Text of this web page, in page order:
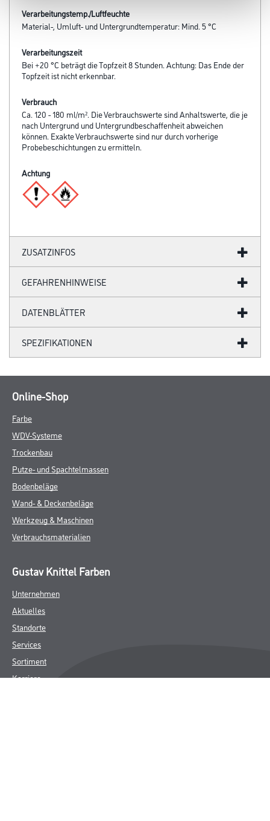
Verarbeitungstemp./Luftfeuchte
Material-, Umluft- und Untergrundtemperatur: Mind. 5 °C
Verarbeitungszeit
Bei +20 °C beträgt die Topfzeit 8 Stunden. Achtung: Das Ende der
Topfzeit ist nicht erkennbar.
Verbrauch
Ca. 120 - 180 ml/m². Die Verbrauchswerte sind Anhaltswerte, die je
nach Untergrund und Untergrundbeschaffenheit abweichen
können. Exakte Verbrauchswerte sind nur durch vorherige
Probebeschichtungen zu ermitteln.
Achtung
ZUSATZINFOS
GEFAHRENHINWEISE
DATENBLÄTTER
SPEZIFIKATIONEN
Online-Shop
Farbe
WDV-Systeme
Trockenbau
Putze- und Spachtelmassen
Bodenbeläge
Wand- & Deckenbeläge
Werkzeug & Maschinen
Verbrauchsmaterialien
Gustav Knittel Farben
Unternehmen
Aktuelles
Standorte
Services
Sortiment
Karriere